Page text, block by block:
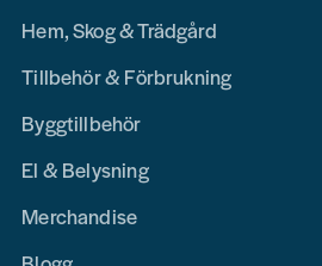
Hem, Skog & Trädgård
Tillbehör & Förbrukning
Byggtillbehör
El & Belysning
Merchandise